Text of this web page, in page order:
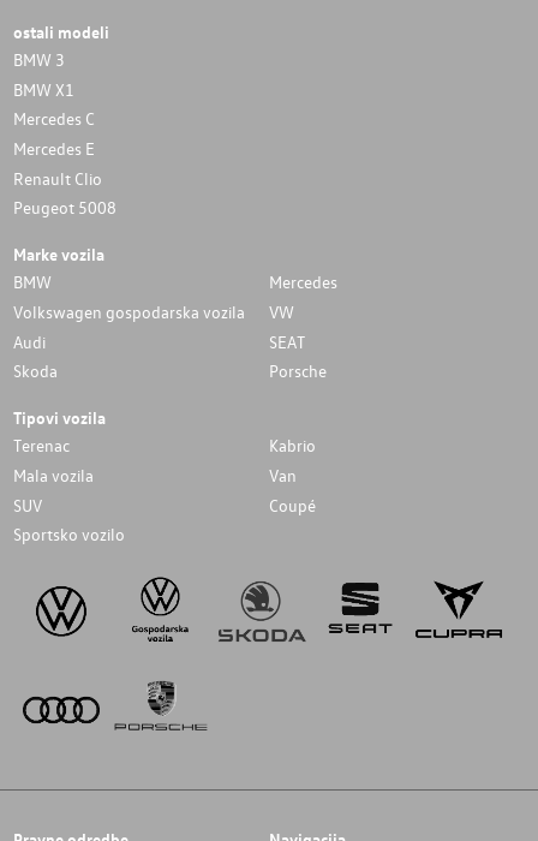
ostali modeli
BMW 3
BMW X1
Mercedes C
Mercedes E
Renault Clio
Peugeot 5008
Marke vozila
BMW
Mercedes
Volkswagen gospodarska vozila
VW
Audi
SEAT
Skoda
Porsche
Tipovi vozila
Terenac
Kabrio
Mala vozila
Van
SUV
Coupé
Sportsko vozilo